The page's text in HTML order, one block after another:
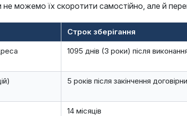
можемо їх скоротити самостійно, але й
Строк зберігання
1095 днів (3 роки) після
5 років після закінчення
14 місяців